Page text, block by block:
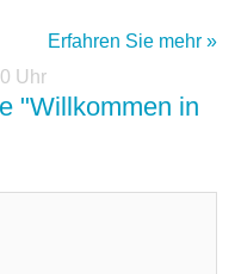
Erfahren Sie mehr »
Uhr
"Willkommen in